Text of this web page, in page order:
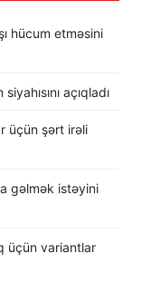
hücum etməsini
açıqladı
üçün şərt irəli
gəlmək istəyini
üçün variantlar